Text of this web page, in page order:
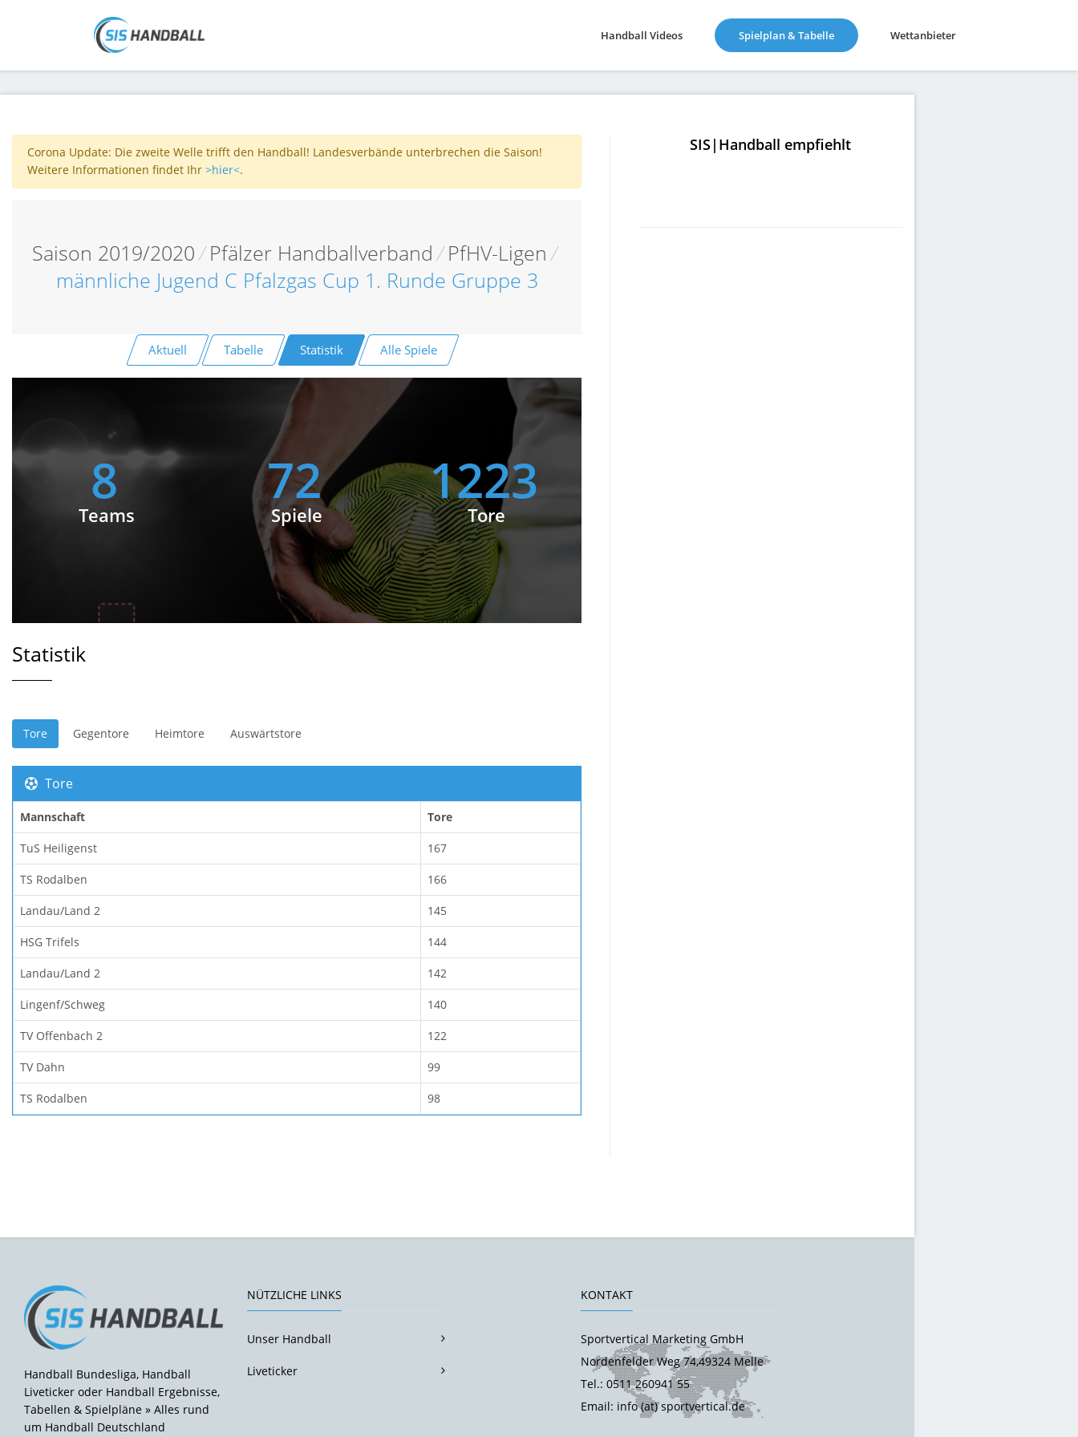
Handball Videos Spielplan & Tabelle(current) Wettanbieter
Corona Update: Die zweite Welle trifft den Handball! Landesverbände unterbrechen die Saison!
Weitere Informationen findet Ihr >hier<.
Saison 2019/2020/ Pfälzer Handballverband / PfHV-Ligen /
männliche Jugend C Pfalzgas Cup 1. Runde Gruppe 3
Aktuell Tabelle Statistik Alle Spiele
8
Teams
72
Spiele
1223
Tore
Statistik
Tore Gegentore Heimtore Auswärtstore
Tore
Mannschaft Tore
TuS Heiligenst 167
TS Rodalben 166
Landau/Land 2 145
HSG Trifels 144
Landau/Land 2 142
Lingenf/Schweg 140
TV Offenbach 2 122
TV Dahn 99
TS Rodalben 98
SIS|Handball empfiehlt
Handball Bundesliga, Handball
Liveticker oder Handball Ergebnisse,
Tabellen & Spielpläne » Alles rund
um Handball Deutschland
NÜTZLICHE LINKS
Unser Handball
Liveticker
KONTAKT
Sportvertical Marketing GmbH
Nordenfelder Weg 74,49324 Melle
Tel.: 0511 260941 55
Email: info (at) sportvertical.de